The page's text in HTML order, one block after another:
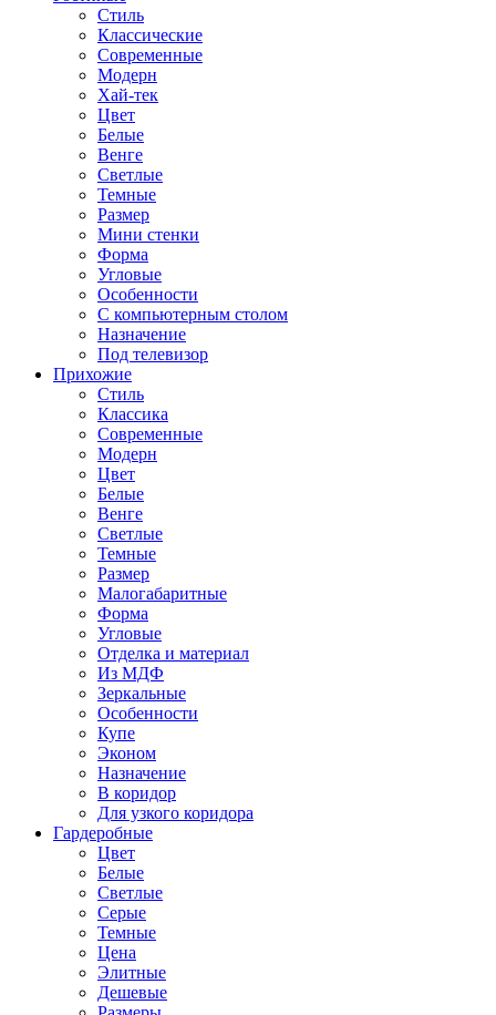
Стиль
Классические
Современные
Модерн
Хай-тек
Цвет
Белые
Венге
Светлые
Темные
Размер
Мини стенки
Форма
Угловые
Особенности
С компьютерным столом
Назначение
Под телевизор
Прихожие
Стиль
Классика
Современные
Модерн
Цвет
Белые
Венге
Светлые
Темные
Размер
Малогабаритные
Форма
Угловые
Отделка и материал
Из МДФ
Зеркальные
Особенности
Купе
Эконом
Назначение
В коридор
Для узкого коридора
Гардеробные
Цвет
Белые
Светлые
Серые
Темные
Цена
Элитные
Дешевые